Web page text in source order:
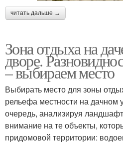
читать дальше →
Зона отдыха на
дворе.
– выбираем место
Выбирать место для зоны
рельефа местности на дачном
очередь, анализируя
внимание на те объекты,
придомовой территории: